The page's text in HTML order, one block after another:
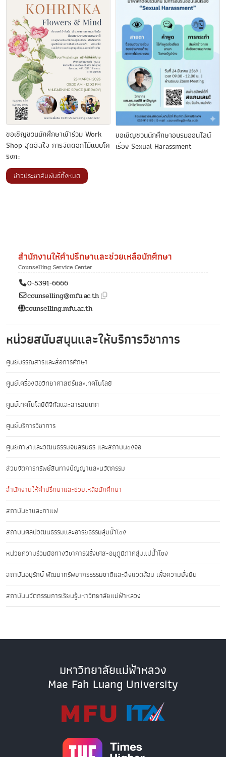
ขอเชิญชวนนักศึกษาเข้าร่วม Work
Shop สุดฮีลใจ การจัดดอกไม้แบบโค
ริงกะ
ขอเชิญชวนนักศึกษาอบรมออนไลน์
เรื่อง Sexual Harassment
ข่าวประชาสัมพันธ์ทั้งหมด
สำนักงานให้คำปรึกษาและช่วยเหลือนักศึกษา
Counselling Service Center
0-5391-6666
counselling@mfu.ac.th
counselling.mfu.ac.th
หน่วยสนับสนุนและให้บริการวิชาการ
ศูนย์บรรณสารและสื่อการศึกษา
ศูนย์เครื่องมือวิทยาศาสตร์และเทคโนโลยี
ศูนย์เทคโนโลยีดิจิทัลและสารสนเทศ
ศูนย์บริการวิชาการ
ศูนย์ภาษาและวัฒนธรรมจีนสิรินธร และสถาบันขงจื่อ
ส่วนจัดการทรัพย์สินทางปัญญาและนวัตกรรม
สำนักงานให้คำปรึกษาและช่วยเหลือนักศึกษา
สถาบันชาและกาแฟ
สถาบันศิลปวัฒนธรรมและอารยธรรมลุ่มน้ำโขง
หน่วยความร่วมมือทางวิชาการฝรั่งเศส-อนุภูมิภาคลุ่มแม่น้ำโขง
สถาบันอนุรักษ์ พัฒนาทรัพยากรธรรมชาติและสิ่งแวดล้อม เพื่อความยั่งยืน
สถาบันนวัตกรรมการเรียนรู้มหาวิทยาลัยแม่ฟ้าหลวง
มหาวิทยาลัยแม่ฟ้าหลวง
Mae Fah Luang University